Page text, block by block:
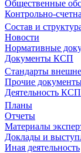
Общественные
Контрольно-
Состав и
Новости
Нормативные
Документы КСП
Стандарты
Прочие
Деятельность КСП
Планы
Отчеты
Материалы
Доклады и
Иная деятельность